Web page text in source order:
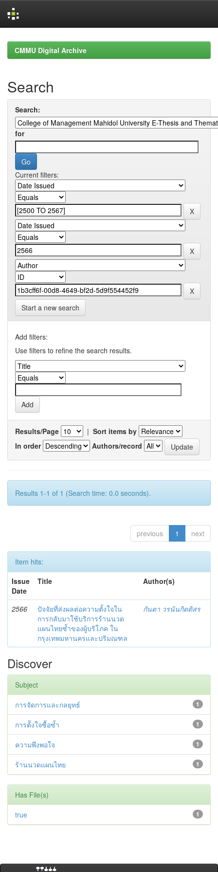
navigationCMMU Digital Archive
Search
Search:
for
Current filters:
Start a new search
Add filters:
Use filters to refine the search results.
Results/Page | Sort items by
In order
Authors/record
Results 1-1 of 1 (Search time: 0.0 seconds).
previous 1 next
Item hits:
Issue
Date
Title Author(s)
2566
ปัจจัยที่ส่งผลต่อความตั้งใจใน
การกลับมาใช้บริการร้านนวด
แผนไทยซ้ำของผู้บริโภค ใน
กรุงเทพมหานครและปริมณฑล
กันตา วรนันกิตติสร
Discover
Subject
1
การจัดการและกลยุทธ์
1
การต้ังใจซื้อซ้ำ
1
ความพึงพอใจ
1
ร้านนวดแผนไทย
Has File(s)
1
true